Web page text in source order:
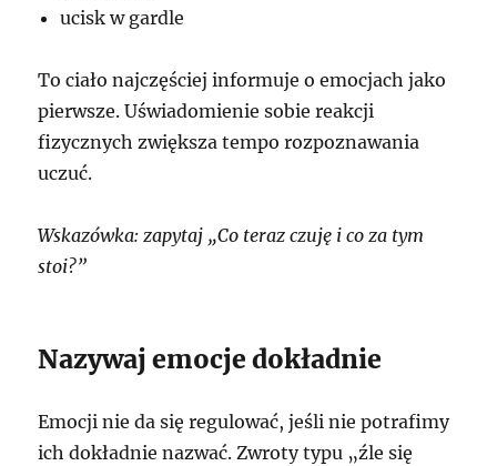
ucisk w gardle
To ciało najczęściej informuje o emocjach jako
pierwsze. Uświadomienie sobie reakcji
fizycznych zwiększa tempo rozpoznawania
uczuć.
Wskazówka: zapytaj „Co teraz czuję i co za tym
stoi?”
Nazywaj emocje dokładnie
Emocji nie da się regulować, jeśli nie potrafimy
ich dokładnie nazwać. Zwroty typu „źle się